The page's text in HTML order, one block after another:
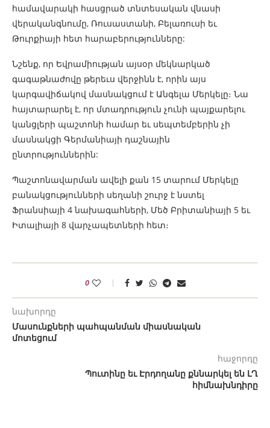
համավարակի հասցրած տնտեսական վնասի
վերականգնումը, Ռուսաստանի, Բելառուսի եւ
Թուրքիայի հետ հարաբերությունները:
Նշենք, որ Եվրամիության այսօր մեկնարկած
գագաթնաժովը թերեւս վերջինն է, որին այս
կարգավիճակով մասնակցում է Անգելա Մերկելը։ Նա
հայտարարել է, որ մտադրություն չունի պայքարելու
կանցլերի պաշտոնի համար եւ սեպտեմբերին չի
մասնակցի Գերմանիայի դաշնային
ընտրություններին:
Պաշտոնավարման ավելի քան 15 տարում Մերկելը
բանակցությունների սեղանի շուրջ է նստել
Ֆրանսիայի 4 նախագահների, Մեծ Բրիտանիայի 5 եւ
Իտալիայի 8 վարչապետների հետ։
0
նախորդը
Մասունքների պահպանման միասնական
մոտեցում
հաջորդը
Պուտինը եւ Էրդողանը քննարկել են ԼՂ
հիմնախնդիրը